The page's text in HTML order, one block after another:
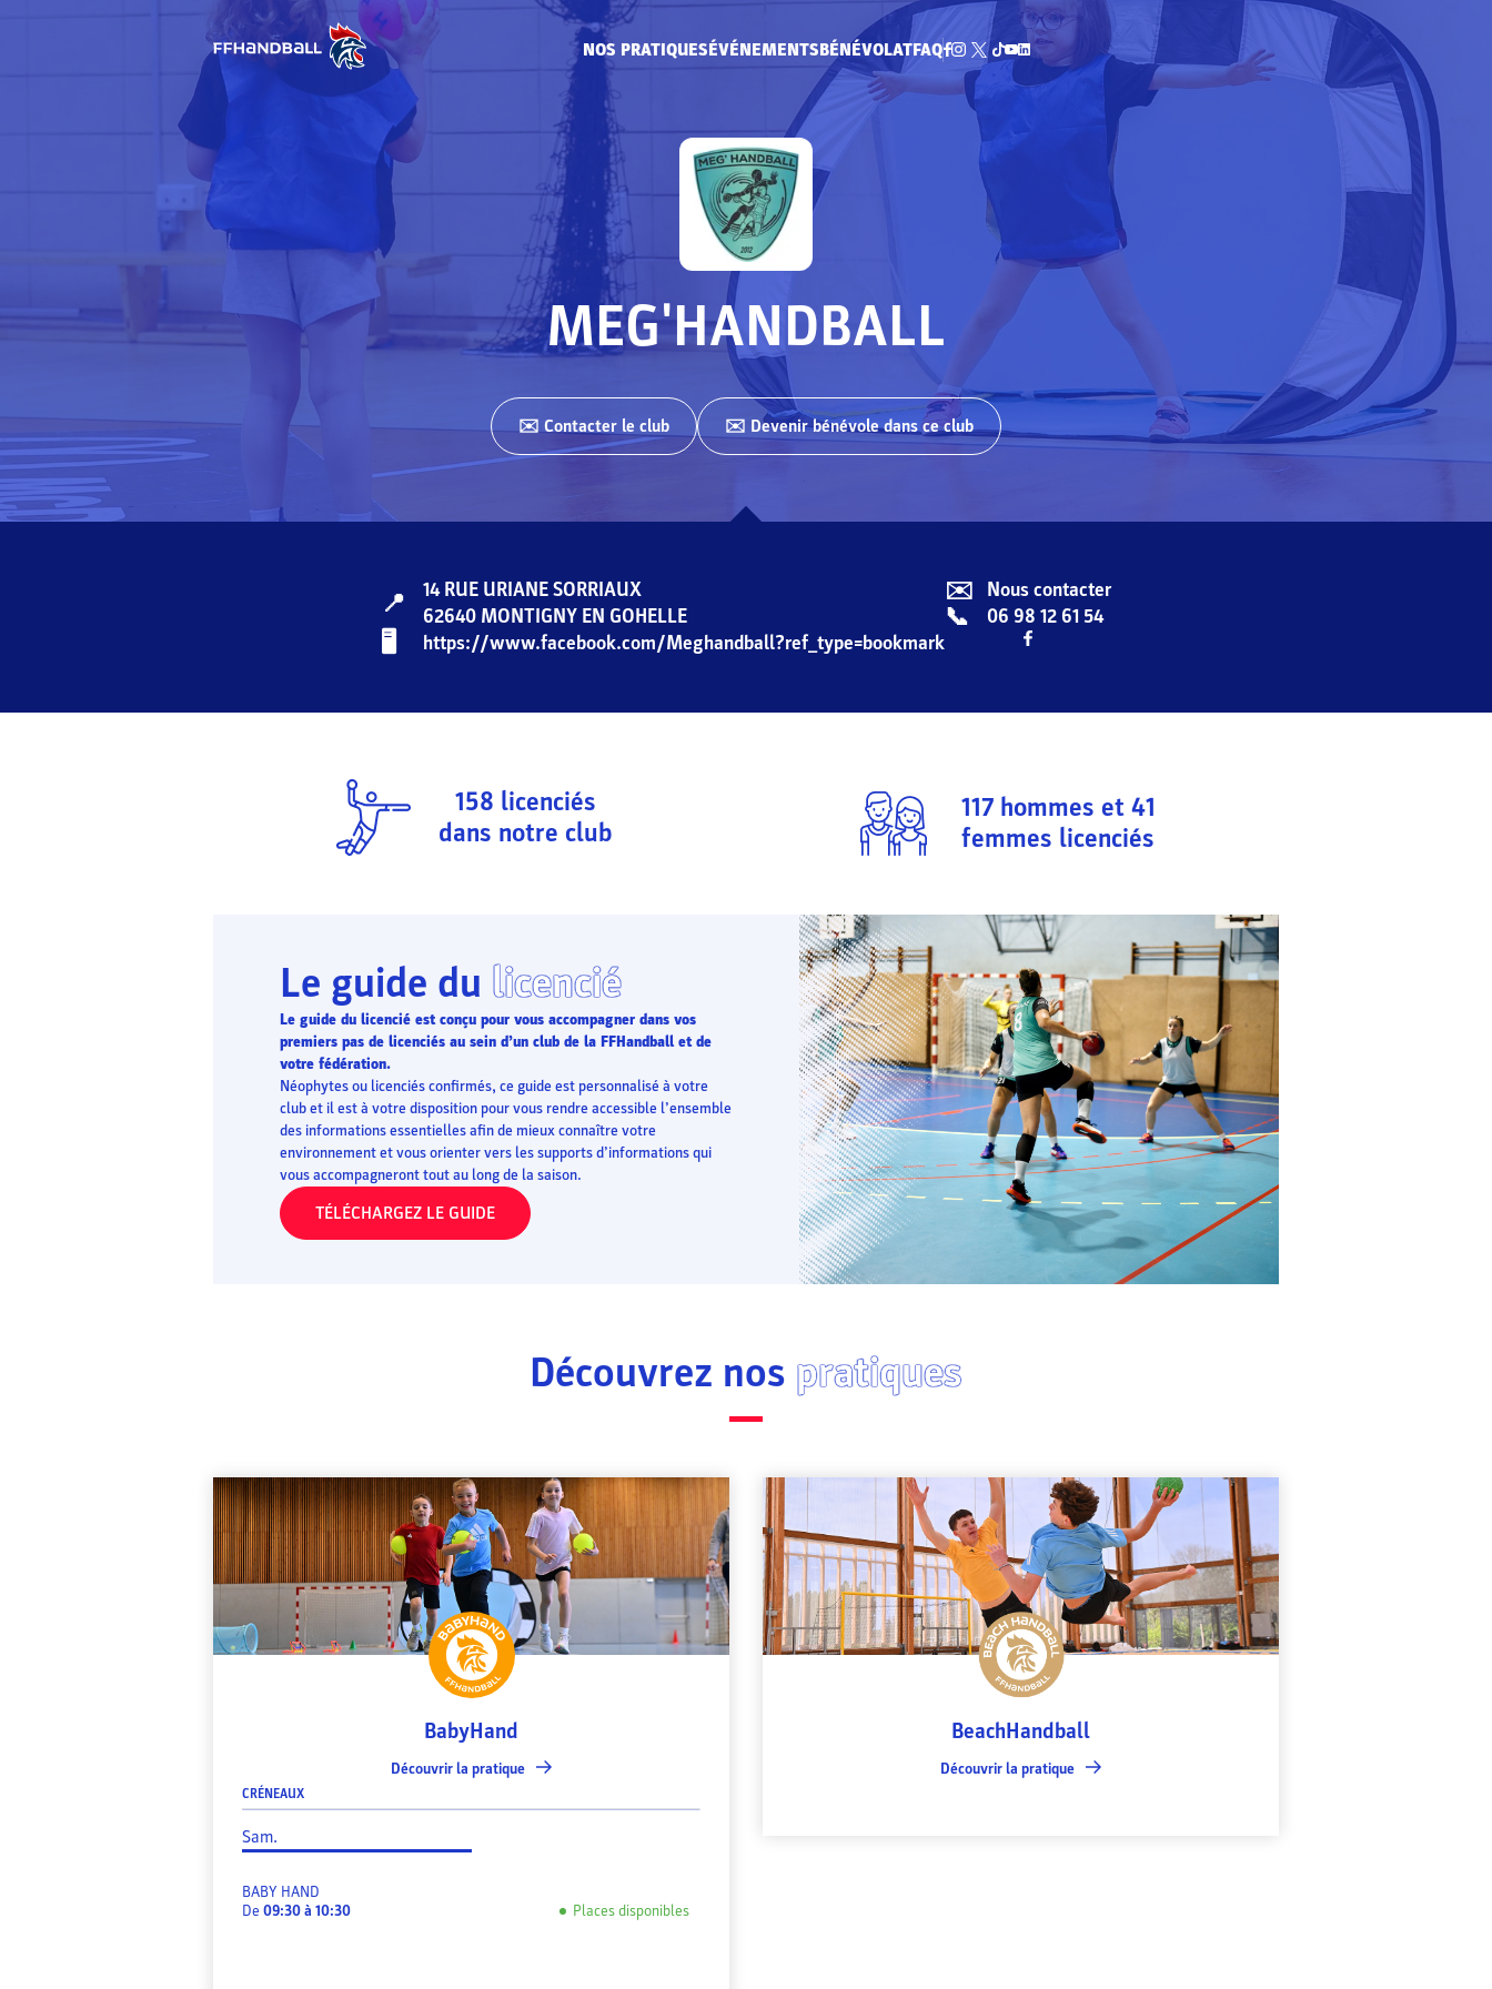
NOS PRATIQUESÉVÉNEMENTSBÉNÉVOLATFAQ
MEG'HANDBALL
✉️ Contacter le club ✉️ Devenir bénévole dans ce club
📍
14 RUE URIANE SORRIAUX
62640 MONTIGNY EN GOHELLE
🖥️️️ https://www.facebook.com/Meghandball?ref_type=bookmark
✉️ Nous contacter
📞 06 98 12 61 54
158 licenciés
dans notre club
117hommes et 41
femmes licenciés
Le guide du licencié
Le guide du licencié est conçu pour vous accompagner dans vos
premiers pas de licenciés au sein d’un club de la FFHandball et de
votre fédération.
Néophytes ou licenciés confirmés, ce guide est personnalisé à votre
club et il est à votre disposition pour vous rendre accessible l’ensemble
des informations essentielles afin de mieux connaître votre
environnement et vous orienter vers les supports d’informations qui
vous accompagneront tout au long de la saison.
TÉLÉCHARGEZ LE GUIDE
Découvrez nos pratiques
BabyHand
Découvrir la pratique
CRÉNEAUX
Sam.
BABY HAND
De 09:30à 10:30 Places disponibles
BeachHandball
Découvrir la pratique